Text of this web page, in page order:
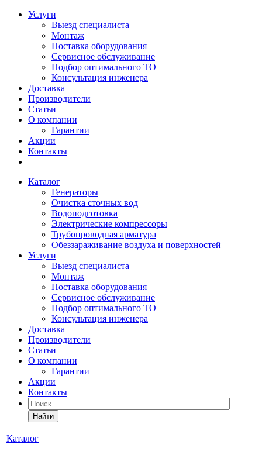
Услуги
Выезд специалиста
Монтаж
Поставка оборудования
Сервисное обслуживание
Подбор оптимального ТО
Консультация инженера
Доставка
Производители
Статьи
О компании
Гарантии
Акции
Контакты
Каталог
Генераторы
Очистка сточных вод
Водоподготовка
Электрические компрессоры
Трубопроводная арматура
Обеззараживание воздуха и поверхностей
Услуги
Выезд специалиста
Монтаж
Поставка оборудования
Сервисное обслуживание
Подбор оптимального ТО
Консультация инженера
Доставка
Производители
Статьи
О компании
Гарантии
Акции
Контакты
Найти
Каталог